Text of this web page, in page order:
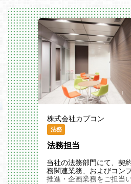
株式会社カプコン
法務
法務担当
当社の法務部門にて、契
務関連業務、およびコン
推進・企画業務をご担当